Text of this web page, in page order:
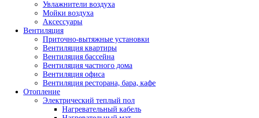
Увлажнители воздуха
Мойки воздуха
Аксессуары
Вентиляция
Приточно-вытяжные установки
Вентиляция квартиры
Вентиляция бассейна
Вентиляция частного дома
Вентиляция офиса
Вентиляция ресторана, бара, кафе
Отопление
Электрический теплый пол
Нагревательный кабель